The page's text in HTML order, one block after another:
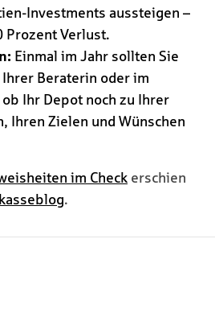
Investments aussteigen –
Prozent Verlust.
Einmal im Jahr sollten Sie
Beraterin oder im
Ihr Depot noch zu Ihrer
Ihren Zielen und Wünschen
im Check erschien
.